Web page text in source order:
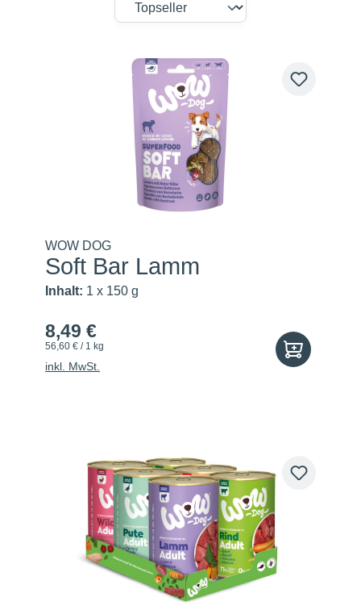
WOW DOG
Soft Bar Lamm
Inhalt: 1 x 150 g
8,49 €
56,60 € / 1 kg
inkl. MwSt.